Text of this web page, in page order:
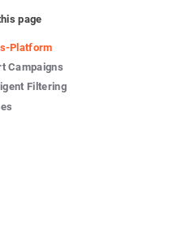
page
Platform
Campaigns
Filtering